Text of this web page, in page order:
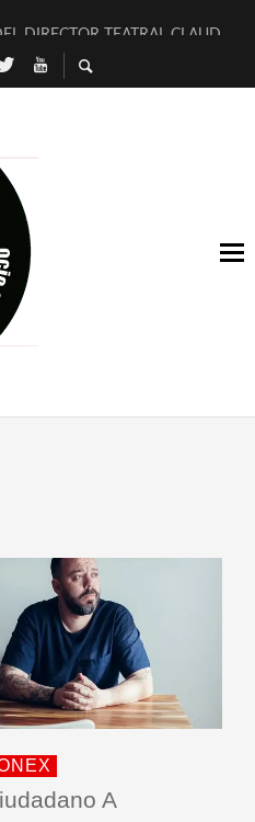
DIRECTOR TEATRAL CLAUDIO
LA KATARSIS DEL TOMATAZO
[BITÁCORA 3.0] EN EXVITA
EN EXVITA [RELATIVA
INTERPRETANDO A SERRAT
DE ARMONÍA PERSECUTORIA]
EXPLICA [DESCASADA]
PUTOS SUEÑOS»
A